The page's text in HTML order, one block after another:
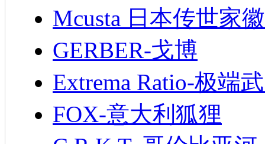
Mcusta 日本传世家徽
GERBER-戈博
Extrema Ratio-极端
FOX-意大利狐狸